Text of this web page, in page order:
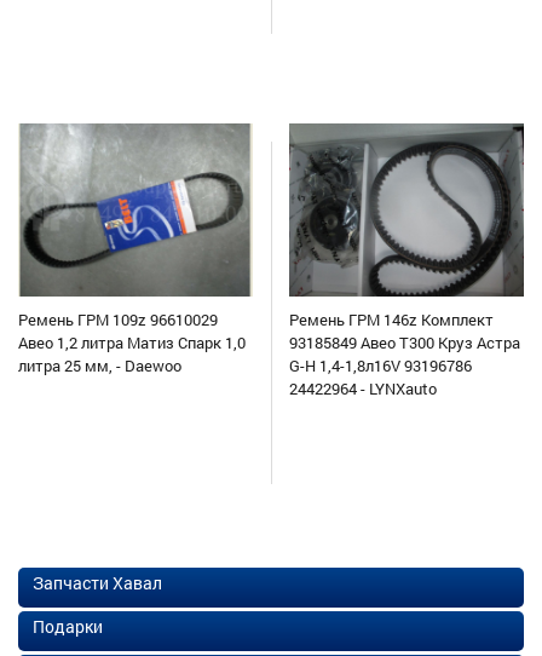
Ремень ГРМ 109z 96610029
Авео 1,2 литра Матиз Спарк 1,0
литра 25 мм, - Daewoo
Ремень ГРМ 146z Комплект
93185849 Авео Т300 Круз Астра
G-H 1,4-1,8л16V 93196786
24422964 - LYNXauto
Запчасти Хавал
Подарки